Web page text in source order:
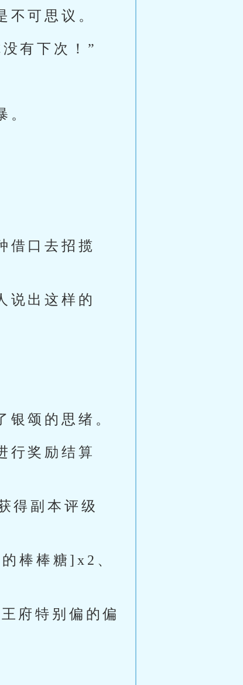
不可思议。
有下次！”
。
借口去招揽
说出这样的
颂的思绪。
行奖励结算
得副本评级
棒棒糖]x2、
府特别偏的偏